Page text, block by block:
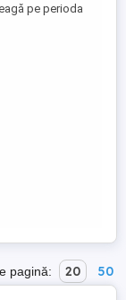
pe perioda
Preferam
detalii
pagină: 20 50